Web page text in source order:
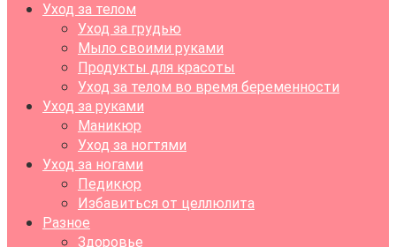
Уход за телом
Уход за грудью
Мыло своими руками
Продукты для красоты
Уход за телом во время беременности
Уход за руками
Маникюр
Уход за ногтями
Уход за ногами
Педикюр
Избавиться от целлюлита
Разное
Здоровье